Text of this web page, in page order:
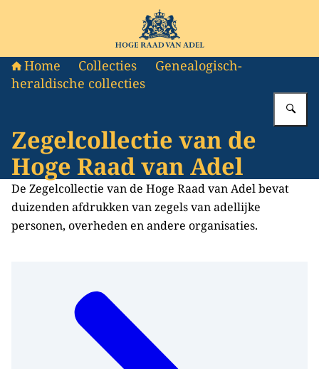
Naar de homepage van Hoge Raad van Adel
Home Collecties
Genealogisch-
heraldische collecties
Zegelcollectie van de
Hoge Raad van Adel
De Zegelcollectie van de Hoge Raad van Adel bevat
duizenden afdrukken van zegels van adellijke
personen, overheden en andere organisaties.